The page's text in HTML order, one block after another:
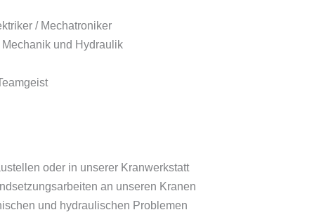
/ Mechatroniker
und Hydraulik
oder in unserer Kranwerkstatt
an unseren Kranen
und hydraulischen Problemen